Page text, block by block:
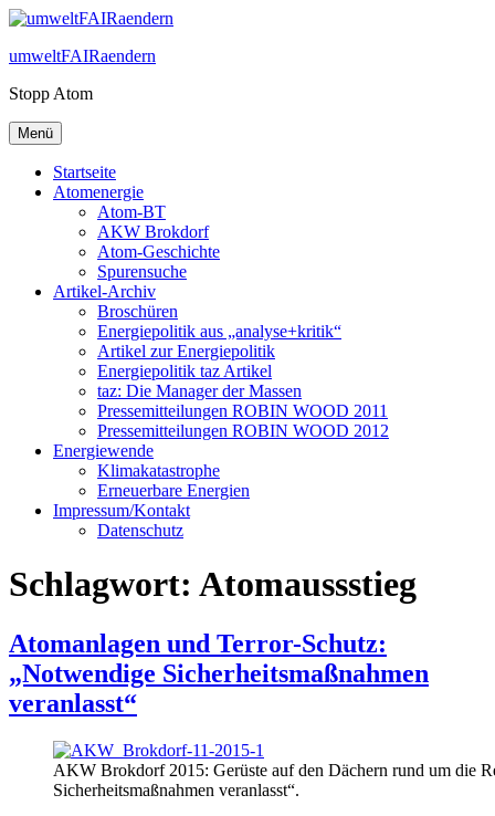
Zum
springen
umweltFAIRaendern
Stopp Atom
Menü
Startseite
Atomenergie
Atom-BT
AKW Brokdorf
Atom-Geschichte
Spurensuche
Artikel-Archiv
Broschüren
Energiepolitik aus „analyse+kritik“
Artikel zur Energiepolitik
Energiepolitik taz Artikel
taz: Die Manager der Massen
Pressemitteilungen ROBIN WOOD 2011
Pressemitteilungen ROBIN WOOD 2012
Energiewende
Klimakatastrophe
Erneuerbare Energien
Impressum/Kontakt
Datenschutz
Schlagwort: Atomaussstieg
Atomanlagen und Terror-Schutz:
„Notwendige Sicherheitsmaßnahmen
veranlasst“
AKW Brokdorf 2015: Gerüste auf den Dächern rund um die
Sicherheitsmaßnahmen veranlasst“.